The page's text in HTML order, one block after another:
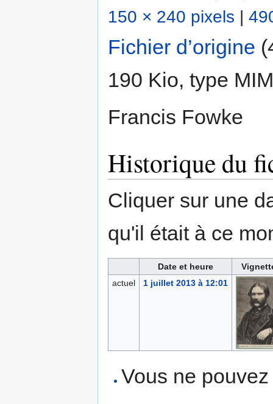
150 × 240 pixels |
Fichier d’origine
190 Kio, type
Francis Fowke
Historique du
Cliquer sur une
qu'il était à ce
Date et heure
actuel
1 juillet 2013 à 12:01
Vous ne